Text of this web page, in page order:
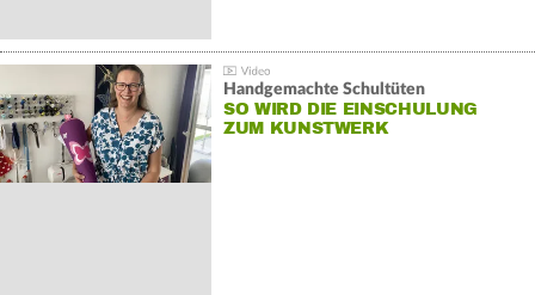
Handgemachte Schultüten
SO WIRD DIE EINSCHULUNG
ZUM KUNSTWERK